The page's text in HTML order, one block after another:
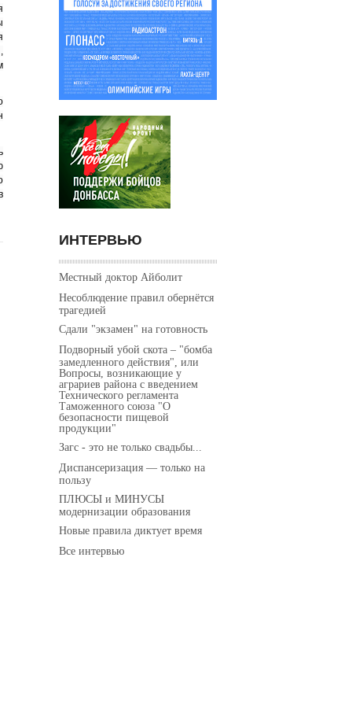
ИНТЕРВЬЮ
Местный доктор Айболит
Несоблюдение правил обернётся
трагедией
Сдали "экзамен" на готовность
Подворный убой скота – "бомба
замедленного действия", или
Вопросы, возникающие у
аграриев района с введением
Технического регламента
Таможенного союза "О
безопасности пищевой
продукции"
Загс - это не только свадьбы...
Диспансеризация — только на
пользу
ПЛЮСЫ и МИНУСЫ
модернизации образования
Новые правила диктует время
Все интервью